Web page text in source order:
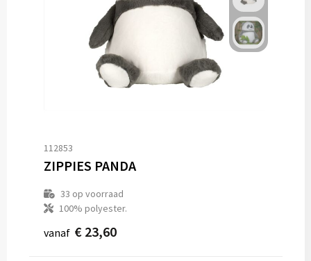
112853
ZIPPIES PANDA
33 op voorraad
100% polyester.
vanaf € 23,60